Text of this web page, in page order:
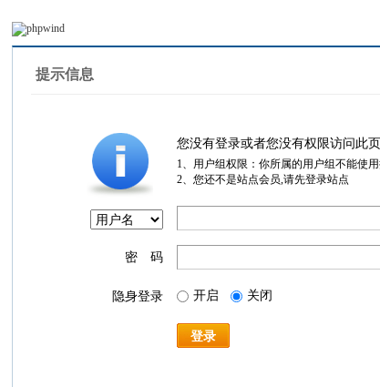
提示信息
您没有登录或者您没有权限访问此
1、用户组权限：你所属的用户组不能使
2、您还不是站点会员,请先登录站点
密 码
隐身登录 开启 关闭
登录